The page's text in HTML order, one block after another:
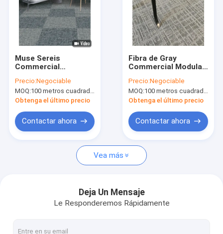
Sobre nosotros
Viaje de la fábrica
Noticias
Pida una cita
Alfombra de lujo de la hospitalidad
Alfombra tejida de Axminster
Alfombra impresa de nylon
Muse Sereis
Commercial
los 50cm de los x
50cm con el forro del
PVC
Precio:Negociable
MOQ:100 metros cuadrados por color
Obtenga el último precio
Contactar ahora
Fibra de Gray
Commercial Modular
forro del PVC
Precio:Negociable
MOQ:100 metros cuadrados por color
Obtenga el último precio
Contactar ahora
Vea más
Deja Un Mensaje
Le Responderemos Rápidamente